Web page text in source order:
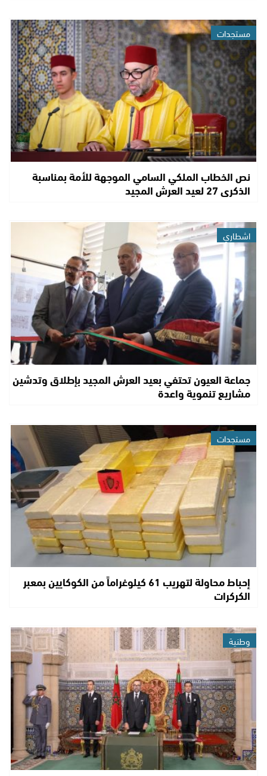
مستجدات
نص الخطاب الملكي السامي الموجهة للأمة بمناسبة
الذكرى 27 لعيد العرش المجيد
اشطاري
جماعة العيون تحتفي بعيد العرش المجيد بإطلاق وتدشين
مشاريع تنموية واعدة
مستجدات
إحباط محاولة لتهريب 61 كيلوغراماً من الكوكايين بمعبر
الكركرات
وطنية